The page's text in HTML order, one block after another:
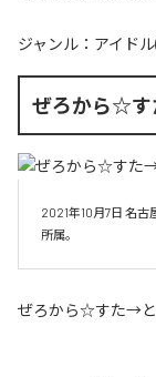
ジャンル： アイド
ぜろから☆
2021年10月7日 名
所属。
ぜろから☆すた→と